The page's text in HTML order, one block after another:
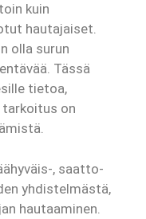
kuin
hautajaiset.
olla surun
Tässä
tietoa,
tarkoitus on
, saatto-
yhdistelmästä,
hautaaminen.